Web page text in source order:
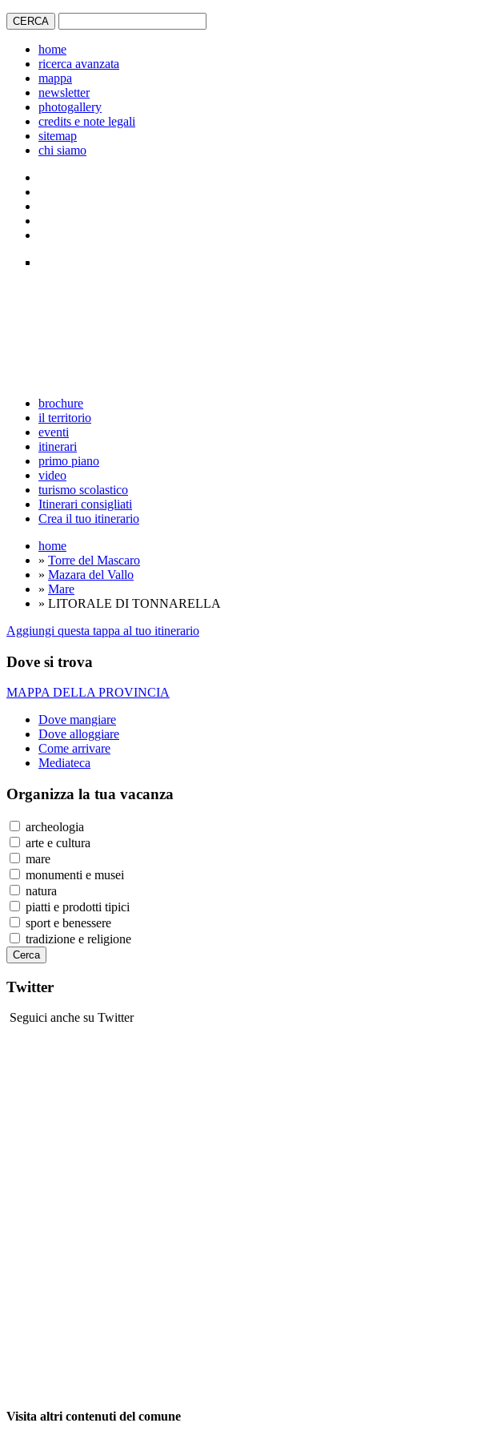
home
ricerca avanzata
mappa
newsletter
photogallery
credits e note legali
sitemap
chi siamo
brochure
il territorio
eventi
itinerari
primo piano
video
turismo scolastico
Itinerari consigliati
Crea il tuo itinerario
home
» Torre del Mascaro
» Mazara del Vallo
» Mare
» LITORALE DI TONNARELLA
Aggiungi questa tappa al tuo itinerario
Dove si trova
MAPPA DELLA PROVINCIA
Dove mangiare
Dove alloggiare
Come arrivare
Mediateca
Organizza la tua vacanza
archeologia
arte e cultura
mare
monumenti e musei
natura
piatti e prodotti tipici
sport e benessere
tradizione e religione
Twitter
Seguici anche su Twitter
Visita altri contenuti del comune